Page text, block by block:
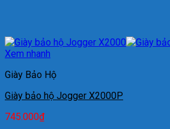
Xem nhanh
Giày Bảo Hộ
Giày bảo hộ Jogger X2000P
745.000₫